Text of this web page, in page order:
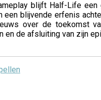
blijft Half-Life
blijvende erfenis
over de toekomst
en de afsluiting van zijn